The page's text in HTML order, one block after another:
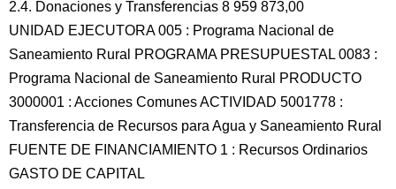
2.4. Donaciones y Transferencias 8 959 873,00
UNIDAD EJECUTORA 005 : Programa Nacional de
Saneamiento Rural PROGRAMA PRESUPUESTAL 0083 :
Programa Nacional de Saneamiento Rural PRODUCTO
3000001 : Acciones Comunes ACTIVIDAD 5001778 :
Transferencia de Recursos para Agua y Saneamiento Rural
FUENTE DE FINANCIAMIENTO 1 : Recursos Ordinarios
GASTO DE CAPITAL